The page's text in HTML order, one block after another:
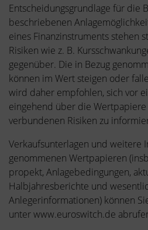
Entscheidungsgrundlage für die
beschriebenen
eines Finanzinstruments stehen
Risiken wie z. B.
gegenüber. Die in Bezug
können im Wert steigen oder
wird daher empfohlen, sich vor
eingehend über die
verbundenen Risiken zu
Verkaufsunterlagen und weitere
genommenen Wertpapieren
propekt, Anlagebedingungen,
Halbjahresberichte und
Anlegerinformationen) können
unter www.euroswitch.de